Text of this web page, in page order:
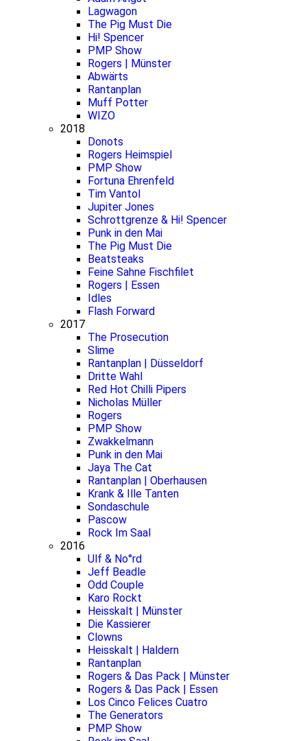
Lagwagon
The Pig Must Die
Hi! Spencer
PMP Show
Rogers | Münster
Abwärts
Rantanplan
Muff Potter
WIZO
2018
Donots
Rogers Heimspiel
PMP Show
Fortuna Ehrenfeld
Tim Vantol
Jupiter Jones
Schrottgrenze & Hi! Spencer
Punk in den Mai
The Pig Must Die
Beatsteaks
Feine Sahne Fischfilet
Rogers | Essen
Idles
Flash Forward
2017
The Prosecution
Slime
Rantanplan | Düsseldorf
Dritte Wahl
Red Hot Chilli Pipers
Nicholas Müller
Rogers
PMP Show
Zwakkelmann
Punk in den Mai
Jaya The Cat
Rantanplan | Oberhausen
Krank & Ille Tanten
Sondaschule
Pascow
Rock Im Saal
2016
Ulf & No°rd
Jeff Beadle
Odd Couple
Karo Rockt
Heisskalt | Münster
Die Kassierer
Clowns
Heisskalt | Haldern
Rantanplan
Rogers & Das Pack | Münster
Rogers & Das Pack | Essen
Los Cinco Felices Cuatro
The Generators
PMP Show